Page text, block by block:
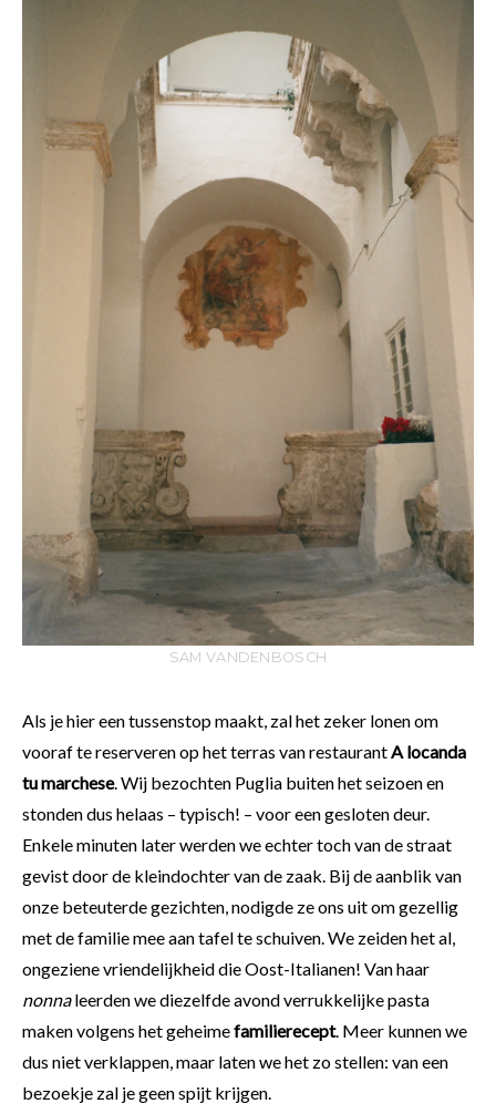
SAM VANDENBOSCH
Als je hier een tussenstop maakt, zal het zeker lonen om
vooraf te reserveren op het terras van restaurantA locanda
tu marchese. Wij bezochten Puglia buiten het seizoen en
stonden dus helaas – typisch! – voor een gesloten deur.
Enkele minuten later werden we echter toch van de straat
gevist door de kleindochter van de zaak. Bij de aanblik van
onze beteuterde gezichten, nodigde ze ons uit om gezellig
met de familie mee aan tafel te schuiven. We zeiden het al,
ongeziene vriendelijkheid die Oost-Italianen! Van haar
nonnaleerden we diezelfde avond verrukkelijke pasta
maken volgens het geheimefamilierecept. Meer kunnen we
dus niet verklappen, maar laten we het zo stellen: van een
bezoekje zal je geen spijt krijgen.